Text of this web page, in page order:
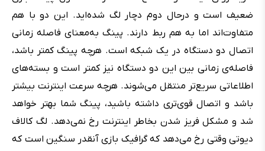
ضعیف است و درحال دوم دچار لگ شده‌اید. این دو با هم
متفاوت‌اند اما به هم ربط دارند. پینگ به‌معنای فاصله زمانی
اتصال دو دستگاه در یک شبکه است. هرچه پینگ کمتر باشد،
فاصله‌ی زمانی بین این دو دستگاه نیز کمتر است و بسته‌های
اطلاعاتی سریع‌تر منتقل می‌شوند. هرچه سرعت اینترنت بیشتر
باشد و اتصال قوی‌تری داشته باشید، پینگ شما بهتر خواهد
شد و مشکل فریز شدن بخاطر اینترنت رخ نمی‌دهد. لگ کالاف
دیوتی وقتی رخ می‌دهد که گرافیک بازی آنقدر سنگین است که